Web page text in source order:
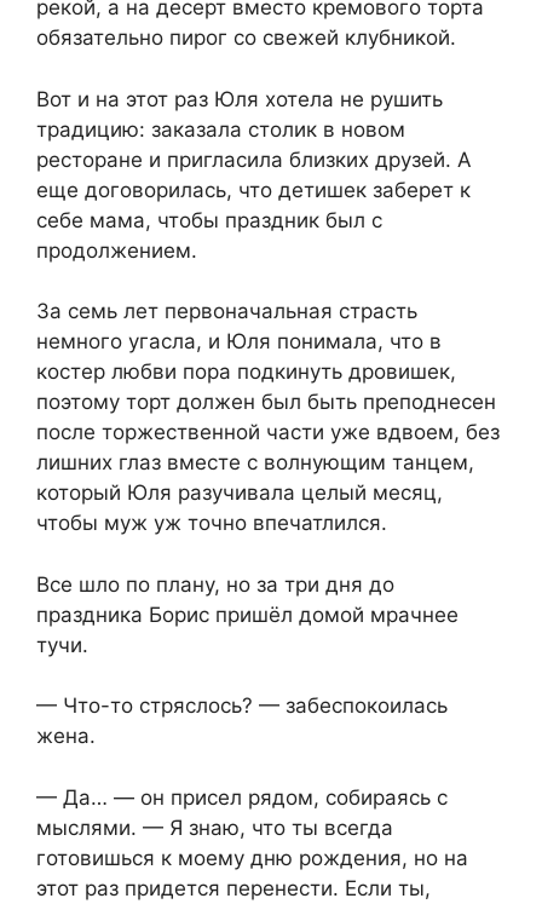
рекой, а на десерт вместо кремового торта
обязательно пирог со свежей клубникой.
Вот и на этот раз Юля хотела не рушить
традицию: заказала столик в новом
ресторане и пригласила близких друзей. А
еще договорилась, что детишек заберет к
себе мама, чтобы праздник был с
продолжением.
За семь лет первоначальная страсть
немного угасла, и Юля понимала, что в
костер любви пора подкинуть дровишек,
поэтому торт должен был быть преподнесен
после торжественной части уже вдвоем, без
лишних глаз вместе с волнующим танцем,
который Юля разучивала целый месяц,
чтобы муж уж точно впечатлился.
Все шло по плану, но за три дня до
праздника Борис пришёл домой мрачнее
тучи.
— Что-то стряслось? — забеспокоилась
жена.
— Да… — он присел рядом, собираясь с
мыслями. — Я знаю, что ты всегда
готовишься к моему дню рождения, но на
этот раз придется перенести. Если ты,